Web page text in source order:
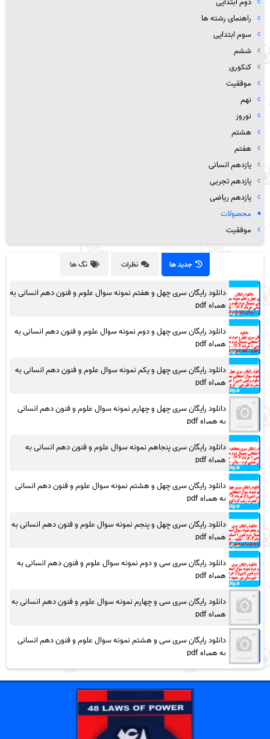
راهنمای رشته ها
سوم ابتدایی
ششم
کنکوری
موفقیت
نهم
نوروز
هشتم
هفتم
یازدهم انسانی
یازدهم تجربی
یازدهم ریاضی
محصولات
موفقیت
جدید ها نظرات تگ ها
دانلود رایگان سری چهل و هفتم نمونه سوال علوم و فنون دهم انسانی به
همراه pdf
دانلود رایگان سری چهل و دوم نمونه سوال علوم و فنون دهم انسانی به
همراه pdf
دانلود رایگان سری چهل و یکم نمونه سوال علوم و فنون دهم انسانی به
همراه pdf
دانلود رایگان سری چهل و چهارم نمونه سوال علوم و فنون دهم انسانی
به همراه pdf
دانلود رایگان سری پنجاهم نمونه سوال علوم و فنون دهم انسانی به
همراه pdf
دانلود رایگان سری چهل و هشتم نمونه سوال علوم و فنون دهم انسانی
به همراه pdf
دانلود رایگان سری چهل و پنجم نمونه سوال علوم و فنون دهم انسانی به
همراه pdf
دانلود رایگان سری سی و دوم نمونه سوال علوم و فنون دهم انسانی به
همراه pdf
دانلود رایگان سری سی و چهارم نمونه سوال علوم و فنون دهم انسانی به
همراه pdf
دانلود رایگان سری سی و هشتم نمونه سوال علوم و فنون دهم انسانی
به همراه pdf